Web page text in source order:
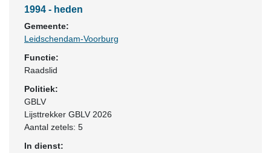
1994 - heden
Gemeente:
Leidschendam-Voorburg
Functie:
Raadslid
Politiek:
GBLV
Lijsttrekker GBLV 2026
Aantal zetels: 5
In dienst: